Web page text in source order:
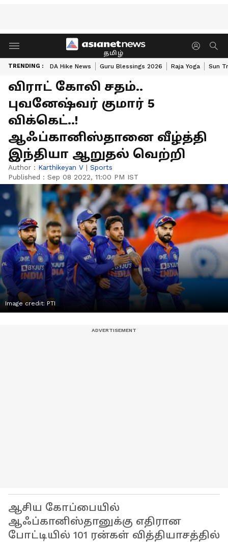
தமிழ்
TRENDING : DA Hike News Guru Blessings 2026 Raja Yoga Sun
விராட் கோலி சதம்..
புவனேஷ்வர் குமார் 5
விக்கெட்..!
ஆஃப்கானிஸ்தானை வீழ்த்தி
இந்தியா ஆறுதல் வெற்றி
Author : Karthikeyan V | Sports
Published : Sep 08 2022, 11:00 PM IST
Image credit: PTI
ஆசிய கோப்பையில்
ஆஃப்கானிஸ்தானுக்கு எதிரான
போட்டியில் 101 ரன்கள் வித்தியாசத்தில்